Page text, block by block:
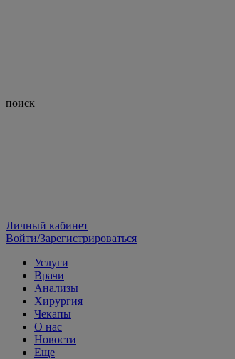
поиск
Личный кабинет
Войти/Зарегистрироваться
Услуги
Врачи
Анализы
Хирургия
Чекапы
О нас
Новости
Еще